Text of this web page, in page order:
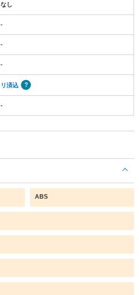
なし
-
-
-
リ済込
-
ABS